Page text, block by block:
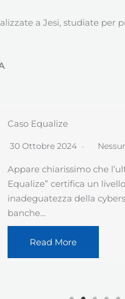
a Jesi, studiate per
Suggerimenti creazione e
L’Autorità Garante per la
dati personali ha
un nuovo vademecum…
Read More